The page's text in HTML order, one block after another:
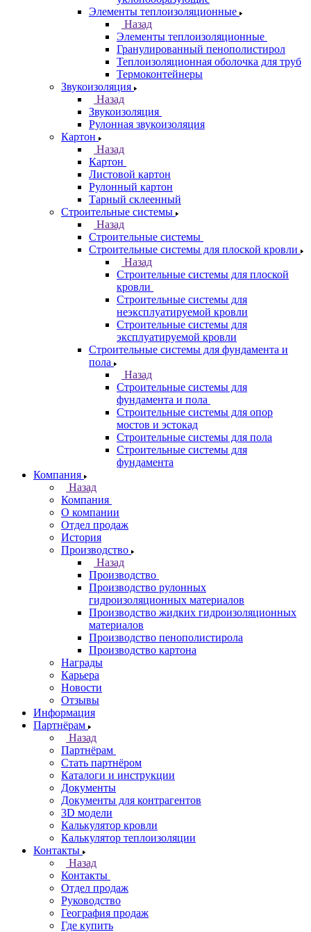
Элементы теплоизоляционные
Назад
Элементы теплоизоляционные
Гранулированный пенополистирол
Теплоизоляционная оболочка для труб
Термоконтейнеры
Звукоизоляция
Назад
Звукоизоляция
Рулонная звукоизоляция
Картон
Назад
Картон
Листовой картон
Рулонный картон
Тарный склеенный
Строительные системы
Назад
Строительные системы
Строительные системы для плоской кровли
Назад
Строительные системы для плоской
кровли
Строительные системы для
неэксплуатируемой кровли
Строительные системы для
эксплуатируемой кровли
Строительные системы для фундамента и
пола
Назад
Строительные системы для
фундамента и пола
Строительные системы для опор
мостов и эстокад
Строительные системы для пола
Строительные системы для
фундамента
Компания
Назад
Компания
О компании
Отдел продаж
История
Производство
Назад
Производство
Производство рулонных
гидроизоляционных материалов
Производство жидких гидроизоляционных
материалов
Производство пенополистирола
Производство картона
Награды
Карьера
Новости
Отзывы
Информация
Партнёрам
Назад
Партнёрам
Стать партнёром
Каталоги и инструкции
Документы
Документы для контрагентов
3D модели
Калькулятор кровли
Калькулятор теплоизоляции
Контакты
Назад
Контакты
Отдел продаж
Руководство
География продаж
Где купить